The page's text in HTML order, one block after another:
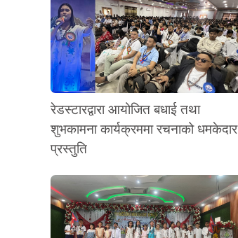
रेडस्टारद्वारा आयोजित बधाई तथा
शुभकामना कार्यक्रममा रचनाको धमकेदार
प्रस्तुति